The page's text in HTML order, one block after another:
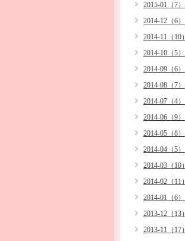
2015-01（7）
2014-12（6）
2014-11（10）
2014-10（5）
2014-09（6）
2014-08（7）
2014-07（4）
2014-06（9）
2014-05（8）
2014-04（5）
2014-03（10）
2014-02（11）
2014-01（6）
2013-12（13）
2013-11（17）